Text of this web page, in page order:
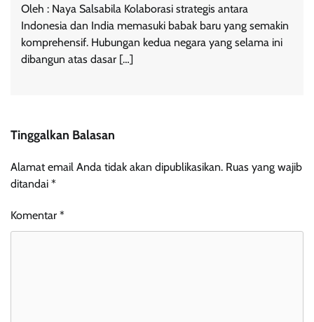
Oleh : Naya Salsabila Kolaborasi strategis antara
Indonesia dan India memasuki babak baru yang semakin
komprehensif. Hubungan kedua negara yang selama ini
dibangun atas dasar […]
Tinggalkan Balasan
Alamat email Anda tidak akan dipublikasikan. Ruas yang wajib
ditandai *
Komentar *